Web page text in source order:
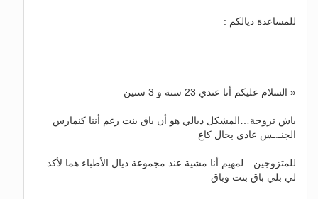
للمساعدة ديالكم :
« السلام عليكم أنا عندي 23 سنة و 3 سنين
باش تزوجة…المشكل ديالي هو أن باق بنت رغم أننا كنمارس
الجنـ.ـس عادي بحال كاع
للمتزوجين…لمهيم أنا مشية عند مجموعة ديال الأطباء هما لأكد
لي بلي باق بنت وباق